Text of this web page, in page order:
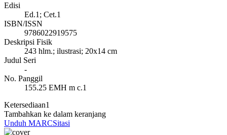
Edisi
Ed.1; Cet.1
ISBN/ISSN
9786022919575
Deskripsi Fisik
243 hlm.; ilustrasi; 20x14 cm
Judul Seri
-
No. Panggil
155.25 EMH m c.1
Ketersediaan1
Tambahkan ke dalam keranjang
Unduh MARCSitasi